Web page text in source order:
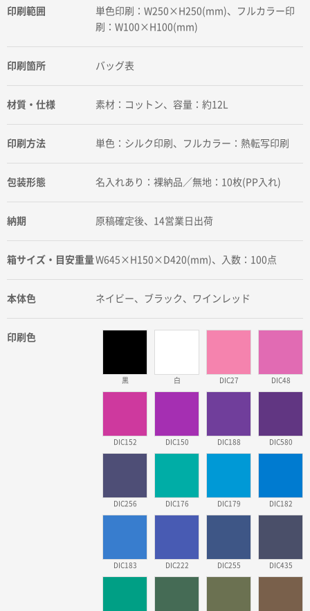
印刷範囲
単色印刷：W250×H250(mm)、フルカラー印
刷：W100×H100(mm)
印刷箇所 バッグ表
材質・仕様 素材：コットン、容量：約12L
印刷方法 単色：シルク印刷、フルカラー：熱転写印刷
包装形態 名入れあり：裸納品／無地：10枚(PP入れ)
納期 原稿確定後、14営業日出荷
箱サイズ・目安重量W645×H150×D420(mm)、入数：100点
本体色 ネイビー、ブラック、ワインレッド
印刷色
黒 白 DIC27 DIC48
DIC152 DIC150 DIC188 DIC580
DIC256 DIC176 DIC179 DIC182
DIC183 DIC222 DIC255 DIC435